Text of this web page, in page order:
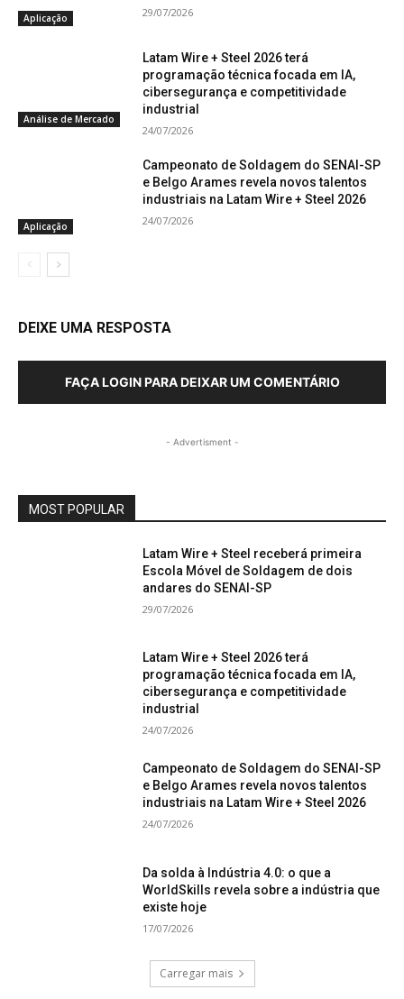
Aplicação 29/07/2026
Análise de Mercado
Latam Wire + Steel 2026 terá
programação técnica focada em IA,
cibersegurança e competitividade
industrial
24/07/2026
Aplicação
Campeonato de Soldagem do SENAI-SP
e Belgo Arames revela novos talentos
industriais na Latam Wire + Steel 2026
24/07/2026
DEIXE UMA RESPOSTA
FAÇA LOGIN PARA DEIXAR UM COMENTÁRIO
- Advertisment -
MOST POPULAR
Latam Wire + Steel receberá primeira
Escola Móvel de Soldagem de dois
andares do SENAI-SP
29/07/2026
Latam Wire + Steel 2026 terá
programação técnica focada em IA,
cibersegurança e competitividade
industrial
24/07/2026
Campeonato de Soldagem do SENAI-SP
e Belgo Arames revela novos talentos
industriais na Latam Wire + Steel 2026
24/07/2026
Da solda à Indústria 4.0: o que a
WorldSkills revela sobre a indústria que
existe hoje
17/07/2026
Carregar mais